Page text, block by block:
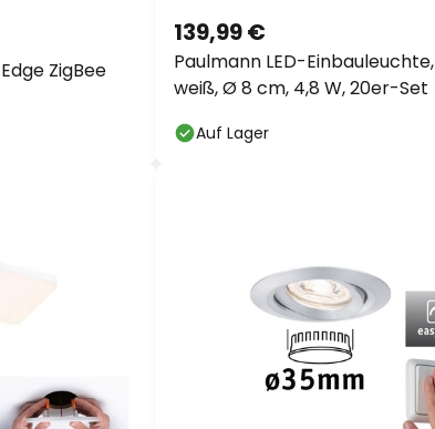
ZigBee
Paulmann LED-Einbauleuchte,
weiß, Ø 8 cm, 4,8 W, 20er-Set
139,99 €
Auf Lager